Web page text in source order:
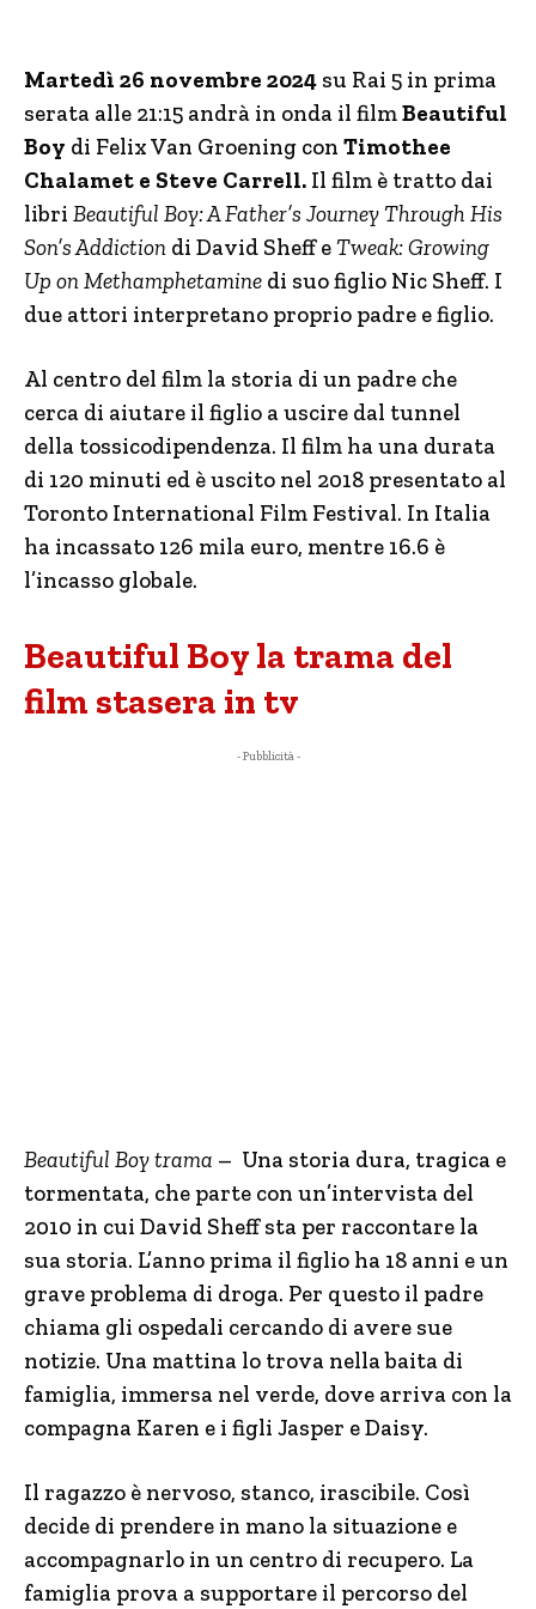
Martedì 26 novembre 2024 su Rai 5 in prima
serata alle 21:15 andrà in onda il filmBeautiful
Boy di Felix Van Groening con Timothee
Chalamet e Steve Carrell. Il film è tratto dai
libri Beautiful Boy: A Father’s Journey Through His
Son’s Addiction di David Sheff eTweak: Growing
Up on Methamphetamine di suo figlio Nic Sheff. I
due attori interpretano proprio padre e figlio.
Al centro del film la storia di un padre che
cerca di aiutare il figlio a uscire dal tunnel
della tossicodipendenza. Il film ha una durata
di 120 minuti ed è uscito nel 2018 presentato al
Toronto International Film Festival. In Italia
ha incassato 126 mila euro, mentre 16.6 è
l’incasso globale.
Beautiful Boy la trama del
film stasera in tv
- Pubblicità -
Beautiful Boy trama – Una storia dura, tragica e
tormentata, che parte con un’intervista del
2010 in cui David Sheff sta per raccontare la
sua storia. L’anno prima il figlio ha 18 anni e un
grave problema di droga. Per questo il padre
chiama gli ospedali cercando di avere sue
notizie. Una mattina lo trova nella baita di
famiglia, immersa nel verde, dove arriva con la
compagna Karen e i figli Jasper e Daisy.
Il ragazzo è nervoso, stanco, irascibile. Così
decide di prendere in mano la situazione e
accompagnarlo in un centro di recupero. La
famiglia prova a supportare il percorso del